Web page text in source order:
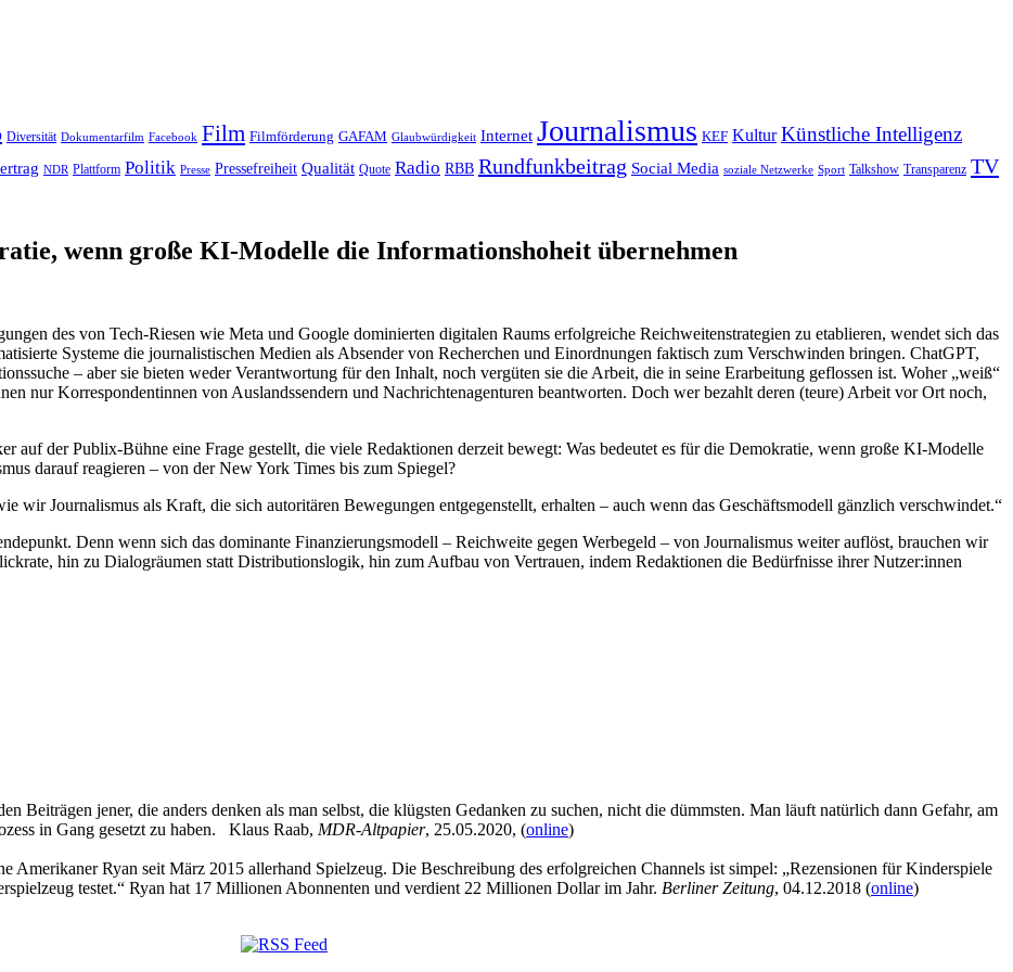
Diversität Dokumentarfilm Facebook Film Filmförderung GAFAM Glaubwürdigkeit Internet Journalismus KEF Kultur Künstliche Intelligenz
NDR Plattform Politik Presse Pressefreiheit Qualität Quote Radio RBB Rundfunkbeitrag Social Media soziale Netzwerke Sport Talkshow Transparenz TV
wenn große KI-Modelle die Informationshoheit übernehmen
des von Tech-Riesen wie Meta und Google dominierten digitalen Raums erfolgreiche Reichweitenstrategien zu etablieren, wendet sich das
Systeme die journalistischen Medien als Absender von Recherchen und Einordnungen faktisch zum Verschwinden bringen. ChatGPT,
– aber sie bieten weder Verantwortung für den Inhalt, noch vergüten sie die Arbeit, die in seine Erarbeitung geflossen ist. Woher „weiß“
nur Korrespondentinnen von Auslandssendern und Nachrichtenagenturen beantworten. Doch wer bezahlt deren (teure) Arbeit vor Ort noch,
auf der Publix-Bühne eine Frage gestellt, die viele Redaktionen derzeit bewegt: Was bedeutet es für die Demokratie, wenn große KI-Modelle
darauf reagieren – von der New York Times bis zum Spiegel?
wir Journalismus als Kraft, die sich autoritären Bewegungen entgegenstellt, erhalten – auch wenn das Geschäftsmodell gänzlich verschwindet.“
Denn wenn sich das dominante Finanzierungsmodell – Reichweite gegen Werbegeld – von Journalismus weiter auflöst, brauchen wir
hin zu Dialogräumen statt Distributionslogik, hin zum Aufbau von Vertrauen, indem Redaktionen die Bedürfnisse ihrer Nutzer:innen
Beiträgen jener, die anders denken als man selbst, die klügsten Gedanken zu suchen, nicht die dümmsten. Man läuft natürlich dann Gefahr, am
in Gang gesetzt zu haben. Klaus Raab, MDR-Altpapier, 25.05.2020, (online)
Amerikaner Ryan seit März 2015 allerhand Spielzeug. Die Beschreibung des erfolgreichen Channels ist simpel: „Rezensionen für Kinderspiele
testet.“ Ryan hat 17 Millionen Abonnenten und verdient 22 Millionen Dollar im Jahr. Berliner Zeitung, 04.12.2018 (online)